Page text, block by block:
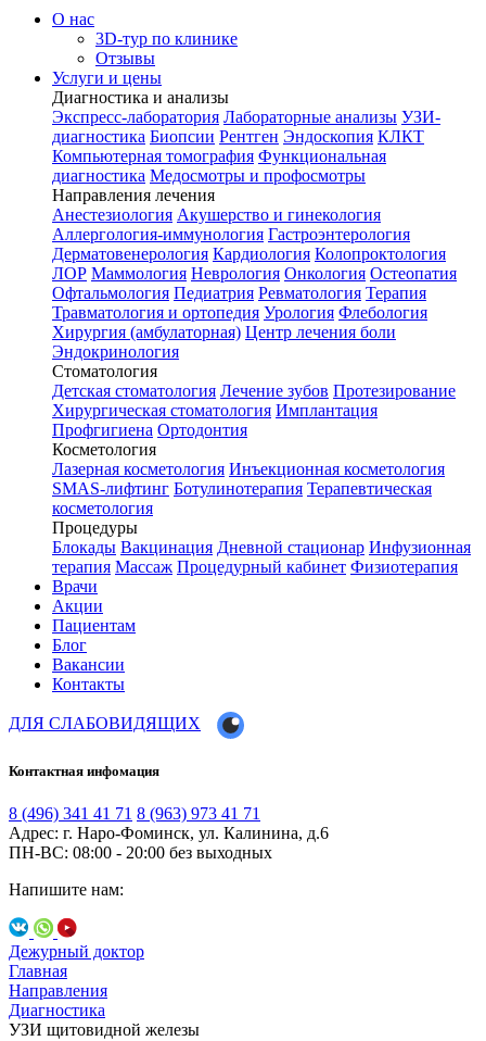
О нас
3D-тур по клинике
Отзывы
Услуги и цены
Диагностика и анализы
Экспресс-лаборатория Лабораторные анализы УЗИ-
диагностика Биопсии Рентген Эндоскопия КЛКТ
Компьютерная томография Функциональная
диагностика Медосмотры и профосмотры
Направления лечения
Анестезиология Акушерство и гинекология
Аллергология-иммунология Гастроэнтерология
Дерматовенерология Кардиология Колопроктология
ЛОР Маммология Неврология Онкология Остеопатия
Офтальмология Педиатрия Ревматология Терапия
Травматология и ортопедия Урология Флебология
Хирургия (амбулаторная) Центр лечения боли
Эндокринология
Стоматология
Детская стоматология Лечение зубов Протезирование
Хирургическая стоматология Имплантация
Профгигиена Ортодонтия
Косметология
Лазерная косметология Инъекционная косметология
SMAS-лифтинг Ботулинотерапия Терапевтическая
косметология
Процедуры
Блокады Вакцинация Дневной стационар Инфузионная
терапия Массаж Процедурный кабинет Физиотерапия
Врачи
Акции
Пациентам
Блог
Вакансии
Контакты
ДЛЯ СЛАБОВИДЯЩИХ
Контактная инфомация
8 (496) 341 41 71 8 (963) 973 41 71
Адрес: г. Наро-Фоминск, ул. Калинина, д.6
ПН-ВС: 08:00 - 20:00 без выходных
Напишите нам:
Дежурный доктор
Главная
Направления
Диагностика
УЗИ щитовидной железы